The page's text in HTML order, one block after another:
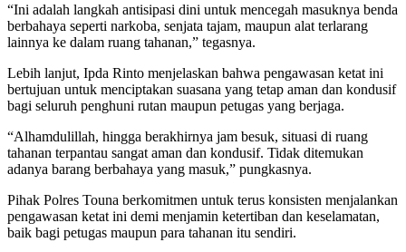
“Ini adalah langkah antisipasi dini untuk mencegah masuknya benda
berbahaya seperti narkoba, senjata tajam, maupun alat terlarang
lainnya ke dalam ruang tahanan,” tegasnya.
Lebih lanjut, Ipda Rinto menjelaskan bahwa pengawasan ketat ini
bertujuan untuk menciptakan suasana yang tetap aman dan kondusif
bagi seluruh penghuni rutan maupun petugas yang berjaga.
“Alhamdulillah, hingga berakhirnya jam besuk, situasi di ruang
tahanan terpantau sangat aman dan kondusif. Tidak ditemukan
adanya barang berbahaya yang masuk,” pungkasnya.
Pihak Polres Touna berkomitmen untuk terus konsisten menjalankan
pengawasan ketat ini demi menjamin ketertiban dan keselamatan,
baik bagi petugas maupun para tahanan itu sendiri.